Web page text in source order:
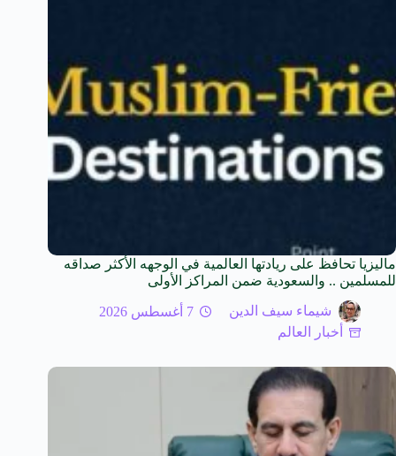
ماليزيا تحافظ على ريادتها العالمية في الوجهه الأكثر صداقه
للمسلمين .. والسعودية ضمن المراكز الأولى
شيماء سيف الدين
7 أغسطس 2026
أخبار العالم